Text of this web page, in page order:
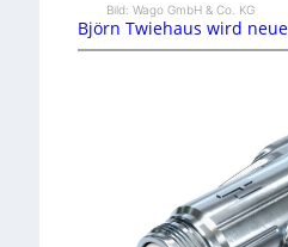
Bild: Wago GmbH & Co. KG
Björn Twiehaus wird